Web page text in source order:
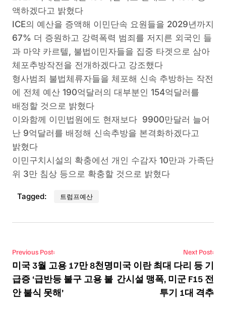
액하겠다고 밝혔다
ICE의 예산을 증액해 이민단속 요원들을 2029년까지
67% 더 증원하고 강력폭력 범죄를 저지른 외국인 들
과 마약 카르텔, 불법이민자들을 집중 타겟으로 삼아
체포추방작전을 전개하겠다고 강조했다
형사범죄 불법체류자들을 체포해 신속 추방하는 작전
에 전체 예산 190억달러의 대부분인 154억달러를
배정할 것으로 밝혔다
이와함께 이민법원에도 현재보다 9900만달러 늘어
난 9억달러를 배정해 신속추방을 본격화하겠다고
밝혔다
이민구치시설의 확충에선 개인 수감자 10만과 가족단
위 3만 침상 등으로 확충할 것으로 밝혔다
Tagged: 트럼프예산
Post navigation
Previous Post:
미국 3월 고용 17만 8천명
급증 ‘급반등 불구 고용 불
안 불식 못해’
Next Post:
미국 이란 최대 다리 등 기
간시설 맹폭, 미군 F15 전
투기 1대 격추